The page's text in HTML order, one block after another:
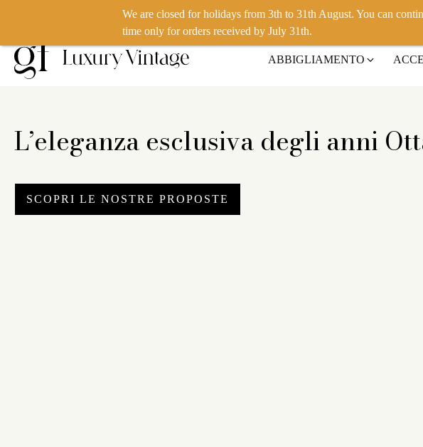
VUOI VENDERE UN PRODOTTO? CLICCA QUI
ABBIGLIAMENTO
L’eleganza esclusiva degli anni
SCOPRI LE NOSTRE PROPOSTE
We are closed for holidays from 3th to 31th August. You can
time only for orders received by July 31th.